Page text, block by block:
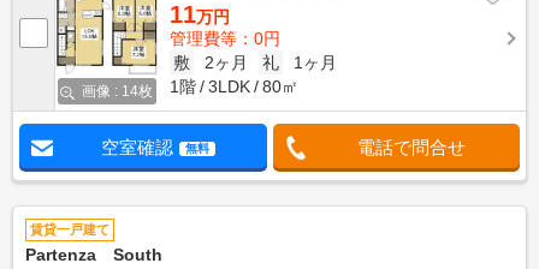
画像 : 14枚
11万円
管理費等：0円
敷
2ヶ月 礼
1ヶ月
1階
3LDK 80㎡
空室確認 無料 電話で問合せ
賃貸一戸建て
Partenza South